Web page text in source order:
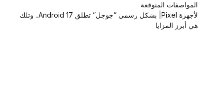
المواصفات المتوقعة
لأجهزة Pixel| بشكل رسمي “جوجل” تطلق Android 17.. وتلك
هي أبرز المزايا